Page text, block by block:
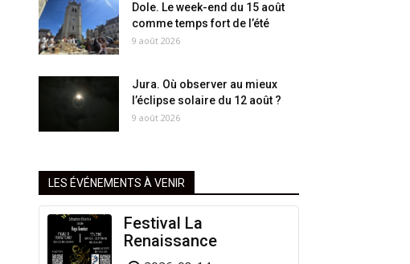
Dole. Le week-end du 15 août
comme temps fort de l’été
9 août 2026
Jura. Où observer au mieux
l’éclipse solaire du 12 août ?
9 août 2026
LES ÉVÉNEMENTS À VENIR
Festival La
Renaissance